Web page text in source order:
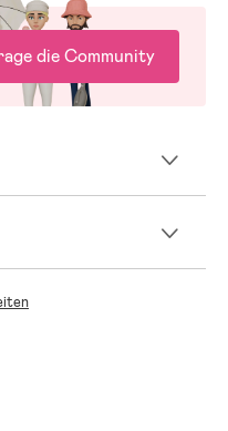
die Community